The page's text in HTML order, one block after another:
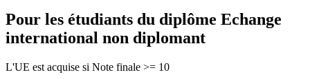
Pour les étudiants du diplôme Echange
international non diplomant
L'UE est acquise si Note finale >= 10